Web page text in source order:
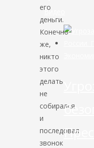
его
деньги.
Конечно
же,
никто
этого
делать
не
собирался
и
последовал
звонок
Видео